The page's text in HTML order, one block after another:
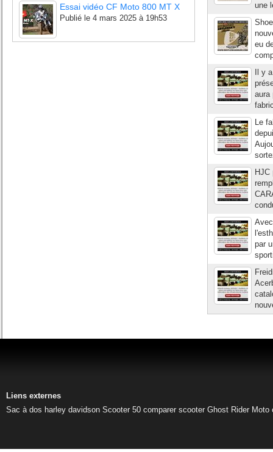
Essai vidéo CF Moto 800 MT X
Publié le 4 mars 2025 à 19h53
une
eu
Il y
aura
Le
HJC
par
Liens externes
Sac à dos harley davidson Scooter 50 comparer scooter Ghost Rider Moto